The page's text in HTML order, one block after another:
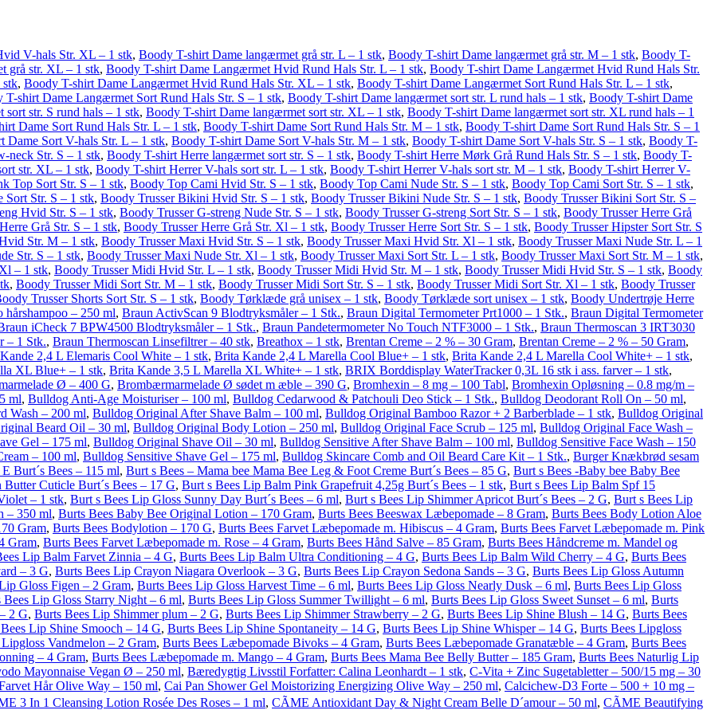
V-hals Str. XL – 1 stk, Boody T-shirt Dame langærmet grå str. L – 1 stk, Boody T-shirt Dame langærmet grå str. M – 1 stk, Boody T-
grå str. XL – 1 stk, Boody T-shirt Dame Langærmet Hvid Rund Hals Str. L – 1 stk, Boody T-shirt Dame Langærmet Hvid Rund Hals Str.
stk, Boody T-shirt Dame Langærmet Hvid Rund Hals Str. XL – 1 stk, Boody T-shirt Dame Langærmet Sort Rund Hals Str. L – 1 stk,
T-shirt Dame Langærmet Sort Rund Hals Str. S – 1 stk, Boody T-shirt Dame langærmet sort str. L rund hals – 1 stk, Boody T-shirt Dame
str. S rund hals – 1 stk, Boody T-shirt Dame langærmet sort str. XL – 1 stk, Boody T-shirt Dame langærmet sort str. XL rund hals – 1
Dame Sort Rund Hals Str. L – 1 stk, Boody T-shirt Dame Sort Rund Hals Str. M – 1 stk, Boody T-shirt Dame Sort Rund Hals Str. S – 1
Dame Sort V-hals Str. L – 1 stk, Boody T-shirt Dame Sort V-hals Str. M – 1 stk, Boody T-shirt Dame Sort V-hals Str. S – 1 stk, Boody T-
neck Str. S – 1 stk, Boody T-shirt Herre langærmet sort str. S – 1 stk, Boody T-shirt Herre Mørk Grå Rund Hals Str. S – 1 stk, Boody T-
str. XL – 1 stk, Boody T-shirt Herrer V-hals sort str. L – 1 stk, Boody T-shirt Herrer V-hals sort str. M – 1 stk, Boody T-shirt Herrer V-
Top Sort Str. S – 1 stk, Boody Top Cami Hvid Str. S – 1 stk, Boody Top Cami Nude Str. S – 1 stk, Boody Top Cami Sort Str. S – 1 stk,
Str. S – 1 stk, Boody Trusser Bikini Hvid Str. S – 1 stk, Boody Trusser Bikini Nude Str. S – 1 stk, Boody Trusser Bikini Sort Str. S –
Hvid Str. S – 1 stk, Boody Trusser G-streng Nude Str. S – 1 stk, Boody Trusser G-streng Sort Str. S – 1 stk, Boody Trusser Herre Grå
Grå Str. S – 1 stk, Boody Trusser Herre Grå Str. Xl – 1 stk, Boody Trusser Herre Sort Str. S – 1 stk, Boody Trusser Hipster Sort Str. S
Str. M – 1 stk, Boody Trusser Maxi Hvid Str. S – 1 stk, Boody Trusser Maxi Hvid Str. Xl – 1 stk, Boody Trusser Maxi Nude Str. L – 1
Str. S – 1 stk, Boody Trusser Maxi Nude Str. Xl – 1 stk, Boody Trusser Maxi Sort Str. L – 1 stk, Boody Trusser Maxi Sort Str. M – 1 stk,
– 1 stk, Boody Trusser Midi Hvid Str. L – 1 stk, Boody Trusser Midi Hvid Str. M – 1 stk, Boody Trusser Midi Hvid Str. S – 1 stk, Boody
, Boody Trusser Midi Sort Str. M – 1 stk, Boody Trusser Midi Sort Str. S – 1 stk, Boody Trusser Midi Sort Str. Xl – 1 stk, Boody Trusser
Trusser Shorts Sort Str. S – 1 stk, Boody Tørklæde grå unisex – 1 stk, Boody Tørklæde sort unisex – 1 stk, Boody Undertrøje Herre
hårshampoo – 250 ml, Braun ActivScan 9 Blodtryksmåler – 1 Stk., Braun Digital Termometer Prt1000 – 1 Stk., Braun Digital Termometer
iCheck 7 BPW4500 Blodtryksmåler – 1 Stk., Braun Pandetermometer No Touch NTF3000 – 1 Stk., Braun Thermoscan 3 IRT3030
– 1 Stk., Braun Thermoscan Linsefiltrer – 40 stk, Breathox – 1 stk, Brentan Creme – 2 % – 30 Gram, Brentan Creme – 2 % – 50 Gram,
2,4 L Elemaris Cool White – 1 stk, Brita Kande 2,4 L Marella Cool Blue+ – 1 stk, Brita Kande 2,4 L Marella Cool White+ – 1 stk,
XL Blue+ – 1 stk, Brita Kande 3,5 L Marella XL White+ – 1 stk, BRIX Borddisplay WaterTracker 0,3L 16 stk i ass. farver – 1 stk,
Ø – 400 G, Brombærmarmelade Ø sødet m æble – 390 G, Bromhexin – 8 mg – 100 Tabl, Bromhexin Opløsning – 0.8 mg/m –
ml, Bulldog Anti-Age Moisturiser – 100 ml, Bulldog Cedarwood & Patchouli Deo Stick – 1 Stk., Bulldog Deodorant Roll On – 50 ml,
Wash – 200 ml, Bulldog Original After Shave Balm – 100 ml, Bulldog Original Bamboo Razor + 2 Barberblade – 1 stk, Bulldog Original
Beard Oil – 30 ml, Bulldog Original Body Lotion – 250 ml, Bulldog Original Face Scrub – 125 ml, Bulldog Original Face Wash –
Gel – 175 ml, Bulldog Original Shave Oil – 30 ml, Bulldog Sensitive After Shave Balm – 100 ml, Bulldog Sensitive Face Wash – 150
– 100 ml, Bulldog Sensitive Shave Gel – 175 ml, Bulldog Skincare Comb and Oil Beard Care Kit – 1 Stk., Burger Knækbrød sesam
Burt´s Bees – 115 ml, Burt s Bees – Mama bee Mama Bee Leg & Foot Creme Burt´s Bees – 85 G, Burt s Bees -Baby bee Baby Bee
Cuticle Burt´s Bees – 17 G, Burt s Bees Lip Balm Pink Grapefruit 4,25g Burt´s Bees – 1 stk, Burt s Bees Lip Balm Spf 15
– 1 stk, Burt s Bees Lip Gloss Sunny Day Burt´s Bees – 6 ml, Burt s Bees Lip Shimmer Apricot Burt´s Bees – 2 G, Burt s Bees Lip
– 350 ml, Burts Bees Baby Bee Original Lotion – 170 Gram, Burts Bees Beeswax Læbepomade – 8 Gram, Burts Bees Body Lotion Aloe
Gram, Burts Bees Bodylotion – 170 G, Burts Bees Farvet Læbepomade m. Hibiscus – 4 Gram, Burts Bees Farvet Læbepomade m. Pink
Gram, Burts Bees Farvet Læbepomade m. Rose – 4 Gram, Burts Bees Hånd Salve – 85 Gram, Burts Bees Håndcreme m. Mandel og
Lip Balm Farvet Zinnia – 4 G, Burts Bees Lip Balm Ultra Conditioning – 4 G, Burts Bees Lip Balm Wild Cherry – 4 G, Burts Bees
– 3 G, Burts Bees Lip Crayon Niagara Overlook – 3 G, Burts Bees Lip Crayon Sedona Sands – 3 G, Burts Bees Lip Gloss Autumn
Gloss Figen – 2 Gram, Burts Bees Lip Gloss Harvest Time – 6 ml, Burts Bees Lip Gloss Nearly Dusk – 6 ml, Burts Bees Lip Gloss
Bees Lip Gloss Starry Night – 6 ml, Burts Bees Lip Gloss Summer Twillight – 6 ml, Burts Bees Lip Gloss Sweet Sunset – 6 ml, Burts
2 G, Burts Bees Lip Shimmer plum – 2 G, Burts Bees Lip Shimmer Strawberry – 2 G, Burts Bees Lip Shine Blush – 14 G, Burts Bees
Lip Shine Smooch – 14 G, Burts Bees Lip Shine Spontaneity – 14 G, Burts Bees Lip Shine Whisper – 14 G, Burts Bees Lipgloss
Vandmelon – 2 Gram, Burts Bees Læbepomade Bivoks – 4 Gram, Burts Bees Læbepomade Granatæble – 4 Gram, Burts Bees
– 4 Gram, Burts Bees Læbepomade m. Mango – 4 Gram, Burts Bees Mama Bee Belly Butter – 185 Gram, Burts Bees Naturlig Lip
Mayonnaise Vegan Ø – 250 ml, Bæredygtig Livsstil Forfatter: Calina Leonhardt – 1 stk, C-Vita + Zinc Sugetabletter – 500/15 mg – 30
Hår Olive Way – 150 ml, Cai Pan Shower Gel Moistorizing Energizing Olive Way – 250 ml, Calcichew-D3 Forte – 500 + 10 mg –
3 In 1 Cleansing Lotion Rosée Des Roses – 1 ml, CÃME Antioxidant Day & Night Cream Belle D´amour – 50 ml, CÃME Beautifying